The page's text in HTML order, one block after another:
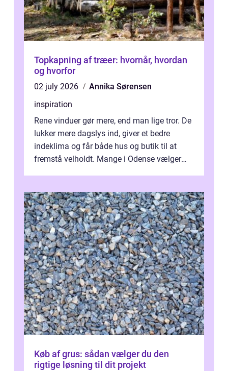
Topkapning af træer: hvornår, hvordan
og hvorfor
02 july 2026
Annika Sørensen
inspiration
Rene vinduer gør mere, end man lige tror. De
lukker mere dagslys ind, giver et bedre
indeklima og får både hus og butik til at
fremstå velholdt. Mange i Odense vælger
Køb af grus: sådan vælger du den
rigtige løsning til dit projekt